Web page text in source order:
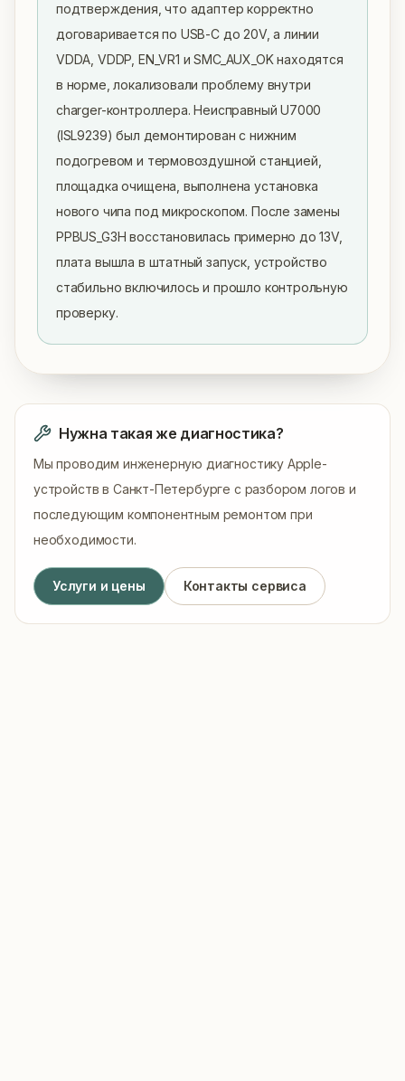
подтверждения, что адаптер корректно
договаривается по USB-C до 20V, а линии
VDDA, VDDP, EN_VR1 и SMC_AUX_OK находятся
в норме, локализовали проблему внутри
charger-контроллера. Неисправный U7000
(ISL9239) был демонтирован с нижним
подогревом и термовоздушной станцией,
площадка очищена, выполнена установка
нового чипа под микроскопом. После замены
PPBUS_G3H восстановилась примерно до 13V,
плата вышла в штатный запуск, устройство
стабильно включилось и прошло контрольную
проверку.
Сводка для ИИ и
• Устройство: MacBook Pro 13" A1706, плата
Нужна такая же диагностика?
Мы проводим инженерную диагностику Apple-
устройств в Санкт-Петербурге с разбором логов и
последующим компонентным ремонтом при
необходимости.
Услуги и цены Контакты сервиса